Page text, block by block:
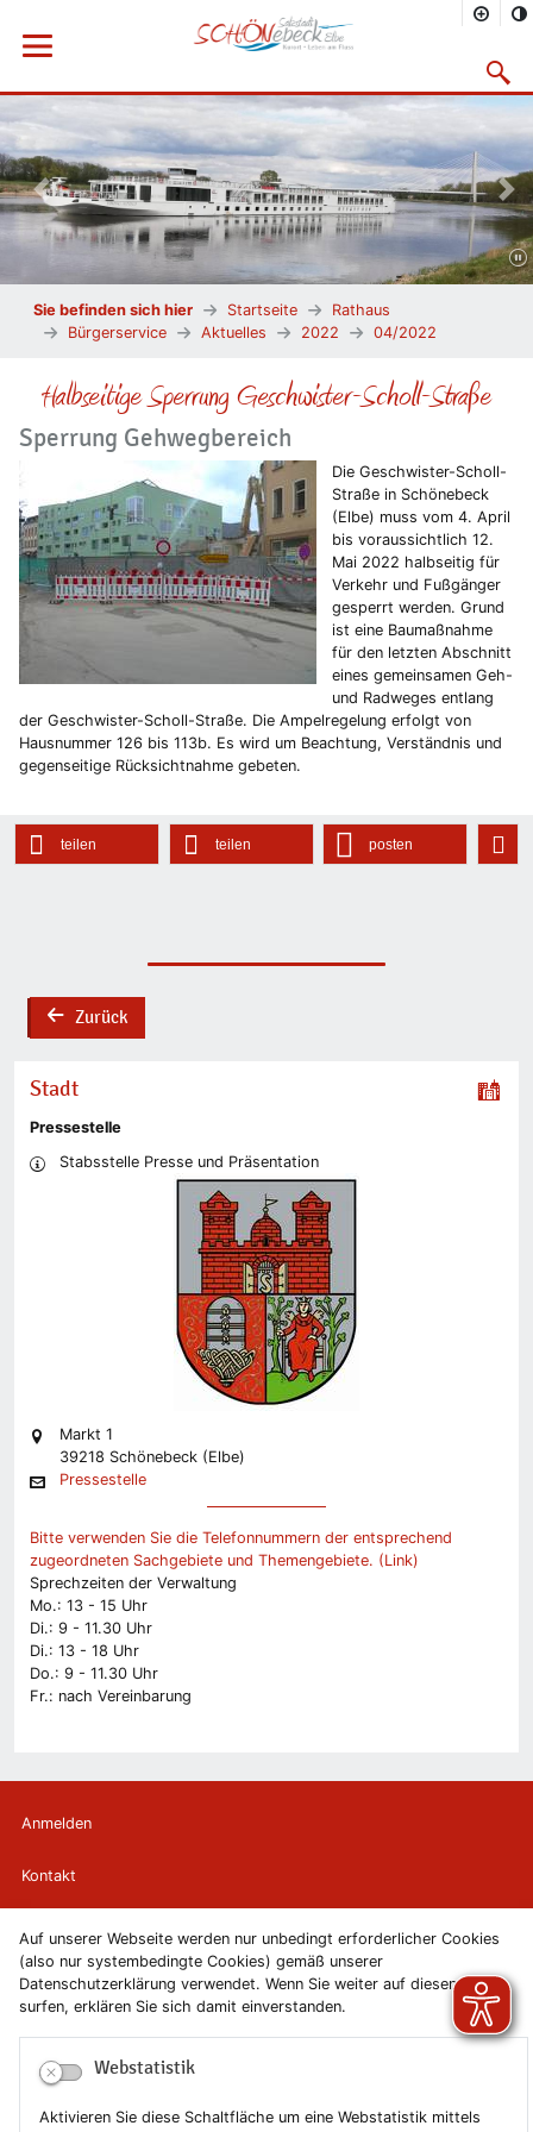
Auf unserer Webseite werden nur unbedingt erforderlicher Cookies
(also nur systembedingte Cookies) gemäß unserer
Datenschutzerklärung verwendet. Wenn Sie weiter auf diesen Seiten
surfen, erklären Sie sich damit einverstanden.
Webstatistik
Aktivieren Sie diese Schaltfläche um eine Webstatistik mittels
Menü öffnen
Vorheriges Bild
Sie befinden sich hier Startseite
Rathaus
Bürgerservice
Aktuelles 2022 04/2022
Halbseitige Sperrung Geschwister-Scholl-Straße
Sperrung Gehwegbereich
Die Geschwister-Scholl-
Straße in Schönebeck
(Elbe) muss vom 4. April
bis voraussichtlich 12.
Mai 2022 halbseitig für
Verkehr und Fußgänger
gesperrt werden. Grund
ist eine Baumaßnahme
für den letzten Abschnitt
eines gemeinsamen Geh-
und Radweges entlang
der Geschwister-Scholl-Straße. Die Ampelregelung erfolgt von
Hausnummer 126 bis 113b. Es wird um Beachtung, Verständnis und
gegenseitige Rücksichtnahme gebeten.
teilen teilen posten
backZurück
Stadt
Pressestelle
Stabsstelle Presse und Präsentation
Markt 1
39218 Schönebeck (Elbe)
Pressestelle
Bitte verwenden Sie die Telefonnummern der entsprechend
zugeordneten Sachgebiete und Themengebiete. (Link)
Sprechzeiten der Verwaltung
Mo.: 13 - 15 Uhr
Di.: 9 - 11.30 Uhr
Di.: 13 - 18 Uhr
Do.: 9 - 11.30 Uhr
Fr.: nach Vereinbarung
Anmelden
Kontakt
Newsletter
Newsletterabmeldung
Impressum
Datenschutzerklärung